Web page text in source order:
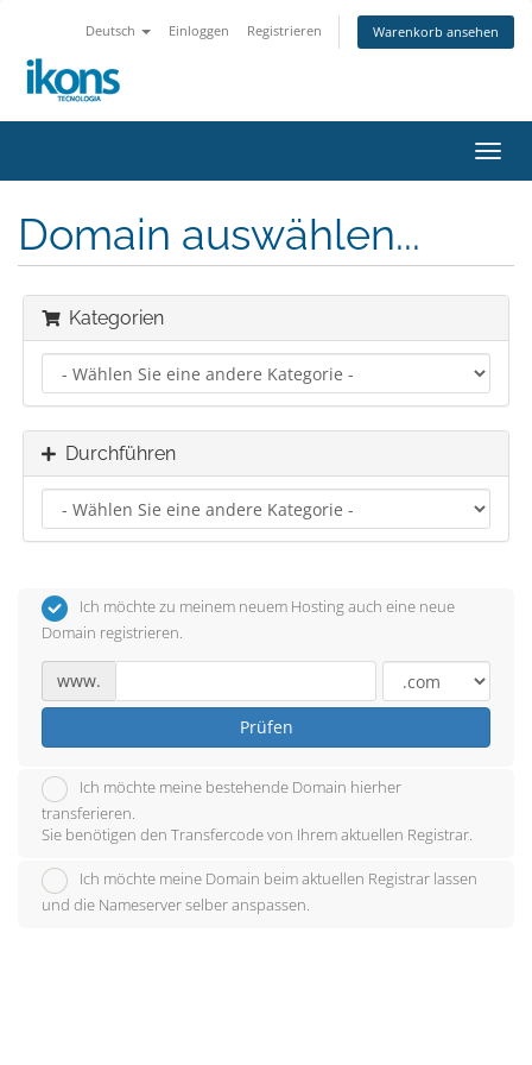
Deutsch Einloggen Registrieren Warenkorb ansehen
ein-/
Domain auswählen...
Kategorien
Durchführen
Ich möchte zu meinem neuem Hosting auch eine neue
Domain registrieren.
www.
Prüfen
Ich möchte meine bestehende Domain hierher
transferieren.
Sie benötigen den Transfercode von Ihrem aktuellen Registrar.
Ich möchte meine Domain beim aktuellen Registrar lassen
und die Nameserver selber anspassen.